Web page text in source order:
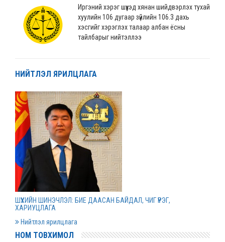
Иргэний хэрэг шүүхэд хянан шийдвэрлэх тухай
хуулийн 106 дугаар зүйлийн 106.3 дахь
хэсгийг хэрэглэх талаар албан ёсны
тайлбарыг нийтэллээ
“Монгол Улсын хөгжлийн банк” ХХК-ийн
Дээд шүүхийн нийт шүүгчийн хуралдаан болов
Нээлттэй ажлын байрны зар
2022 оны 03 сарын 31
НИЙТЛЭЛ ЯРИЛЦЛАГА
ШҮҮХИЙН ШИНЭЧЛЭЛ: БИЕ ДААСАН БАЙДАЛ, ЧИГ ҮҮРЭГ,
ХАРИУЦЛАГА
Нийтлэл ярилцлага
НОМ ТОВХИМОЛ